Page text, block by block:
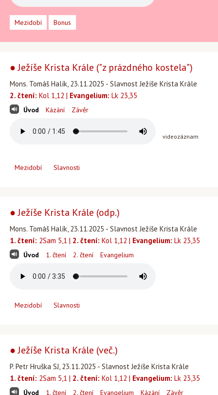
Mezidobí Bonus
● Ježíše Krista Krále ("z prázdného kostela")
Mons. Tomáš Halík, 23.11.2025 - Slavnost Ježíše Krista Krále
2. čtení: Kol 1,12 | Evangelium: Lk 23,35
Úvod Kázání Závěr
videozáznam
Mezidobí Slavnosti
● Ježíše Krista Krále (odp.)
Mons. Tomáš Halík, 23.11.2025 - Slavnost Ježíše Krista Krále
1. čtení: 2Sam 5,1 | 2. čtení: Kol 1,12 | Evangelium: Lk 23,35
Úvod 1. čtení 2. čtení Evangelium
Mezidobí Slavnosti
● Ježíše Krista Krále (več.)
P. Petr Hruška SJ, 23.11.2025 - Slavnost Ježíše Krista Krále
1. čtení: 2Sam 5,1 | 2. čtení: Kol 1,12 | Evangelium: Lk 23,35
Úvod 1. čtení 2. čtení Evangelium Kázání Závěr